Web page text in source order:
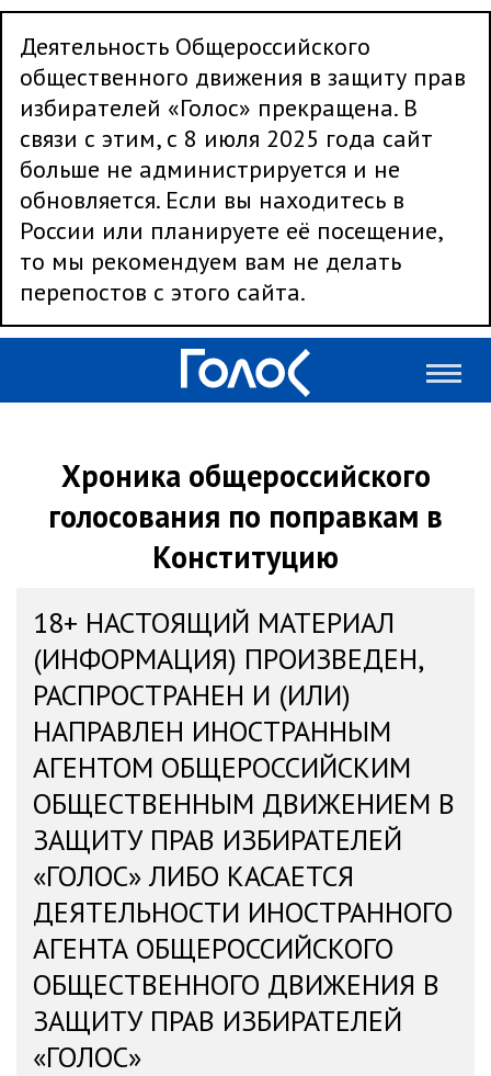
Деятельность Общероссийского
общественного движения в защиту прав
избирателей «Голос» прекращена. В
связи с этим, с 8 июля 2025 года сайт
больше не администрируется и не
обновляется. Если вы находитесь в
России или планируете её посещение,
то мы рекомендуем вам не делать
перепостов с этого сайта.
Хроника общероссийского
голосования по поправкам в
Конституцию
18+ НАСТОЯЩИЙ МАТЕРИАЛ
(ИНФОРМАЦИЯ) ПРОИЗВЕДЕН,
РАСПРОСТРАНЕН И (ИЛИ)
НАПРАВЛЕН ИНОСТРАННЫМ
АГЕНТОМ ОБЩЕРОССИЙСКИМ
ОБЩЕСТВЕННЫМ ДВИЖЕНИЕМ В
ЗАЩИТУ ПРАВ ИЗБИРАТЕЛЕЙ
«ГОЛОС» ЛИБО КАСАЕТСЯ
ДЕЯТЕЛЬНОСТИ ИНОСТРАННОГО
АГЕНТА ОБЩЕРОССИЙСКОГО
ОБЩЕСТВЕННОГО ДВИЖЕНИЯ В
ЗАЩИТУ ПРАВ ИЗБИРАТЕЛЕЙ
«ГОЛОС»